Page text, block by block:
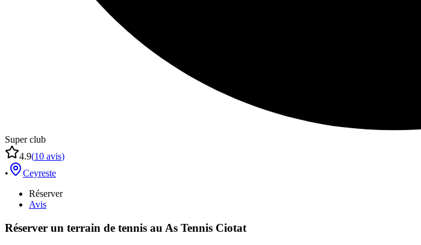
Super club
4.9(10 avis)
•
Ceyreste
Réserver
Avis
Réserver un terrain de tennis au As Tennis Ciotat